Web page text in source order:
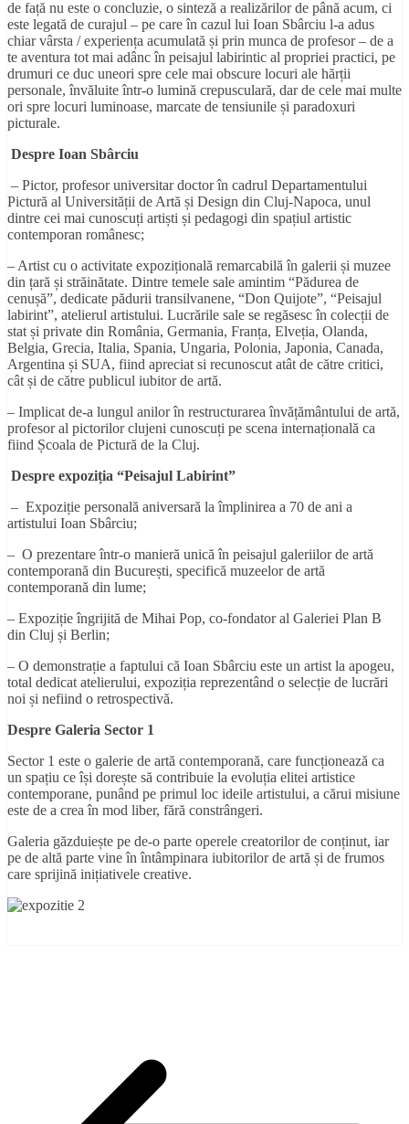
de față nu este o concluzie, o sinteză a realizărilor de până acum, ci
este legată de curajul – pe care în cazul lui Ioan Sbârciu l-a adus
chiar vârsta / experiența acumulată și prin munca de profesor – de a
te aventura tot mai adânc în peisajul labirintic al propriei practici, pe
drumuri ce duc uneori spre cele mai obscure locuri ale hărții
personale, învăluite într-o lumină crepusculară, dar de cele mai multe
ori spre locuri luminoase, marcate de tensiunile și paradoxuri
picturale.
Despre Ioan Sbârciu
– Pictor, profesor universitar doctor în cadrul Departamentului
Pictură al Universității de Artă și Design din Cluj-Napoca, unul
dintre cei mai cunoscuți artiști și pedagogi din spațiul artistic
contemporan românesc;
– Artist cu o activitate expozițională remarcabilă în galerii și muzee
din țară și străinătate. Dintre temele sale amintim “Pădurea de
cenușă”, dedicate pădurii transilvanene, “Don Quijote”, “Peisajul
labirint”, atelierul artistului. Lucrările sale se regăsesc în colecții de
stat și private din România, Germania, Franța, Elveția, Olanda,
Belgia, Grecia, Italia, Spania, Ungaria, Polonia, Japonia, Canada,
Argentina și SUA, fiind apreciat si recunoscut atât de către critici,
cât și de către publicul iubitor de artă.
– Implicat de-a lungul anilor în restructurarea învățământului de artă,
profesor al pictorilor clujeni cunoscuți pe scena internațională ca
fiind Școala de Pictură de la Cluj.
Despre expoziția “Peisajul Labirint”
– Expoziție personală aniversară la împlinirea a 70 de ani a
artistului Ioan Sbârciu;
– O prezentare într-o manieră unică în peisajul galeriilor de artă
contemporană din București, specifică muzeelor de artă
contemporană din lume;
– Expoziție îngrijită de Mihai Pop, co-fondator al Galeriei Plan B
din Cluj și Berlin;
– O demonstrație a faptului că Ioan Sbârciu este un artist la apogeu,
total dedicat atelierului, expoziția reprezentând o selecție de lucrări
noi și nefiind o retrospectivă.
Despre Galeria Sector 1
Sector 1 este o galerie de artă contemporană, care funcționează ca
un spațiu ce își dorește să contribuie la evoluția elitei artistice
contemporane, punând pe primul loc ideile artistului, a cărui misiune
este de a crea în mod liber, fără constrângeri.
Galeria găzduiește pe de-o parte operele creatorilor de conținut, iar
pe de altă parte vine în întâmpinara iubitorilor de artă și de frumos
care sprijină inițiativele creative.